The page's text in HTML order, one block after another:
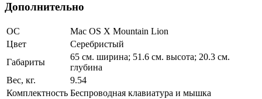
Дополнительно
ОС
Mac OS X Mountain Lion
Цвет
Серебристый
Габариты
65 см. ширина; 51.6 см. высота; 20.3 см.
глубина
Вес, кг.
9.54
Комплектность Беспроводная клавиатура и мышка